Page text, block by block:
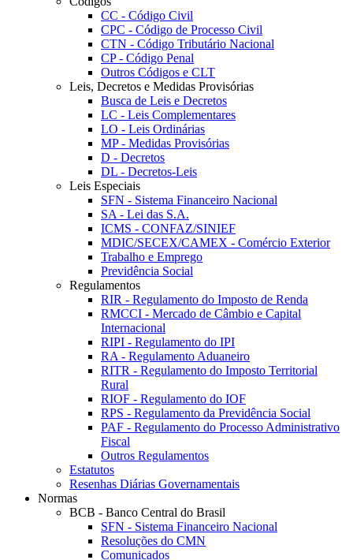
CC - Código Civil
CPC - Código de Processo Civil
CTN - Código Tributário Nacional
CP - Código Penal
Outros Códigos e CLT
Leis, Decretos e Medidas Provisórias
Busca de Leis e Decretos
LC - Leis Complementares
LO - Leis Ordinárias
MP - Medidas Provisórias
D - Decretos
DL - Decretos-Leis
Leis Especiais
SFN - Sistema Financeiro Nacional
SA - Lei das S.A.
ICMS - CONFAZ/SINIEF
MDIC/SECEX/CAMEX - Comércio Exterior
Trabalho e Emprego
Previdência Social
Regulamentos
RIR - Regulamento do Imposto de Renda
RMCCI - Mercado de Câmbio e Capital
Internacional
RIPI - Regulamento do IPI
RA - Regulamento Aduaneiro
RITR - Regulamento do Imposto Territorial
Rural
RIOF - Regulamento do IOF
RPS - Regulamento da Previdência Social
PAF - Regulamento do Processo Administrativo
Fiscal
Outros Regulamentos
Estatutos
Resenhas Diárias Governamentais
Normas
BCB - Banco Central do Brasil
SFN - Sistema Financeiro Nacional
Resoluções do CMN
Comunicados